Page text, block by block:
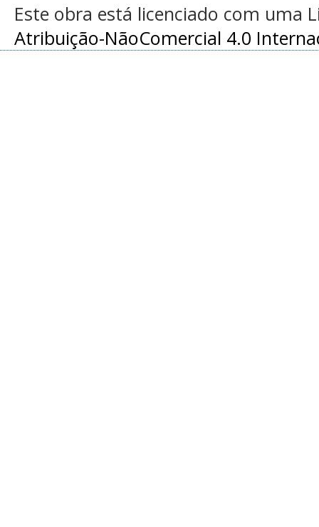
Este obra está licenciado com uma
Atribuição-NãoComercial 4.0